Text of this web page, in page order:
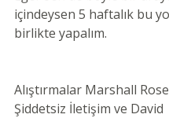
içindeysen 5 haftalık bu
birlikte yapalım.
Alıştırmalar Marshall
Şiddetsiz İletişim ve David